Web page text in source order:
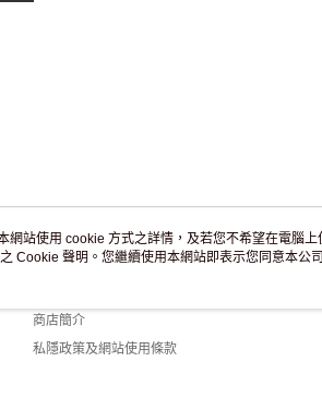
關於我們
商店簡介
私隱政策及網站使用條款
網站使用 cookie 方式之詳情，及若您不希望在電腦
Cookie 聲明。您繼續使用本網站即表示您同意本公